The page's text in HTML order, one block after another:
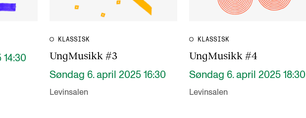
KLASSISK
UngMusikk #3
Søndag 6. april 2025 16:30
Levinsalen
KLASSISK
UngMusikk #4
Søndag 6. april 2025 18:30
Levinsalen